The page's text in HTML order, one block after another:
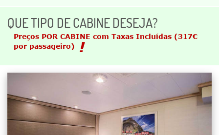
QUE TIPO DE CABINE DESEJA?
Preços POR CABINE com Taxas Incluídas (317€
por passageiro)